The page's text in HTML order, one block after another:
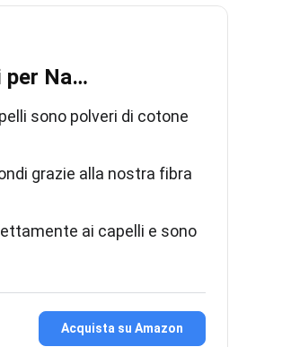
per Na…
sono polveri di cotone
grazie alla nostra fibra
ai capelli e sono
Acquista su Amazon